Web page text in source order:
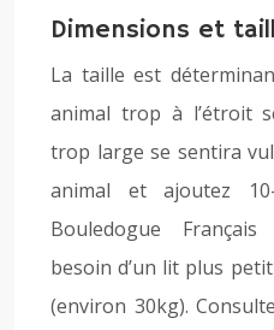
Dimensions et
La taille est
animal trop à l’étroit
trop large se sentira
animal et ajoutez
Bouledogue
besoin d’un lit plus
(environ 30kg).